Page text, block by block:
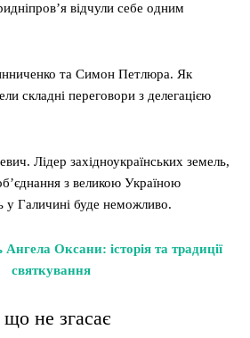
відчули себе одним
та Симон Петлюра. Як
складні переговори з делегацією
західноукраїнських земель,
з великою Україною
у Галичині буде неможливо.
Ангела Оксани: історія та традиції
святкування
не згасає